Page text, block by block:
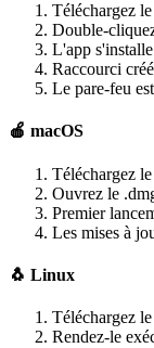
Téléchargez
Double-
L'app
Raccourci
Le pare-feu
🍎 macOS
Téléchargez
Ouvrez le
Premier
Les mises à
🐧 Linux
Téléchargez
Rendez-le